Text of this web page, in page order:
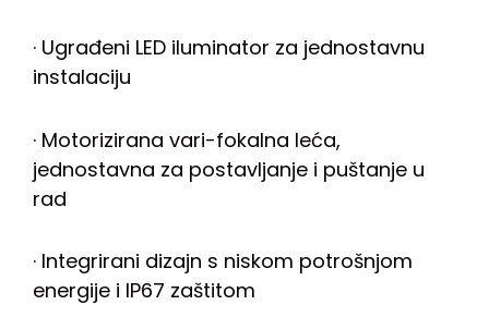
· Ugrađeni LED iluminator za jednostavnu
instalaciju
· Motorizirana vari-fokalna leća,
jednostavna za postavljanje i puštanje u
rad
· Integrirani dizajn s niskom potrošnjom
energije i IP67 zaštitom